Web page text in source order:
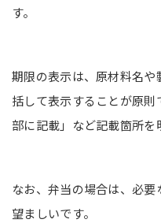
す。
期限の表示は、原材料名
括して表示することが原
部に記載」など記載箇所を
なお、弁当の場合は、必
望ましいです。